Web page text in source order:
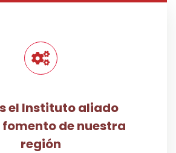
el Instituto aliado
de nuestra
región